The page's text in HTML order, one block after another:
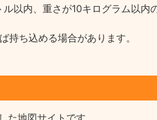
以内、重さが10キログラム以内
ち込める場合があります。
地図サイトです。